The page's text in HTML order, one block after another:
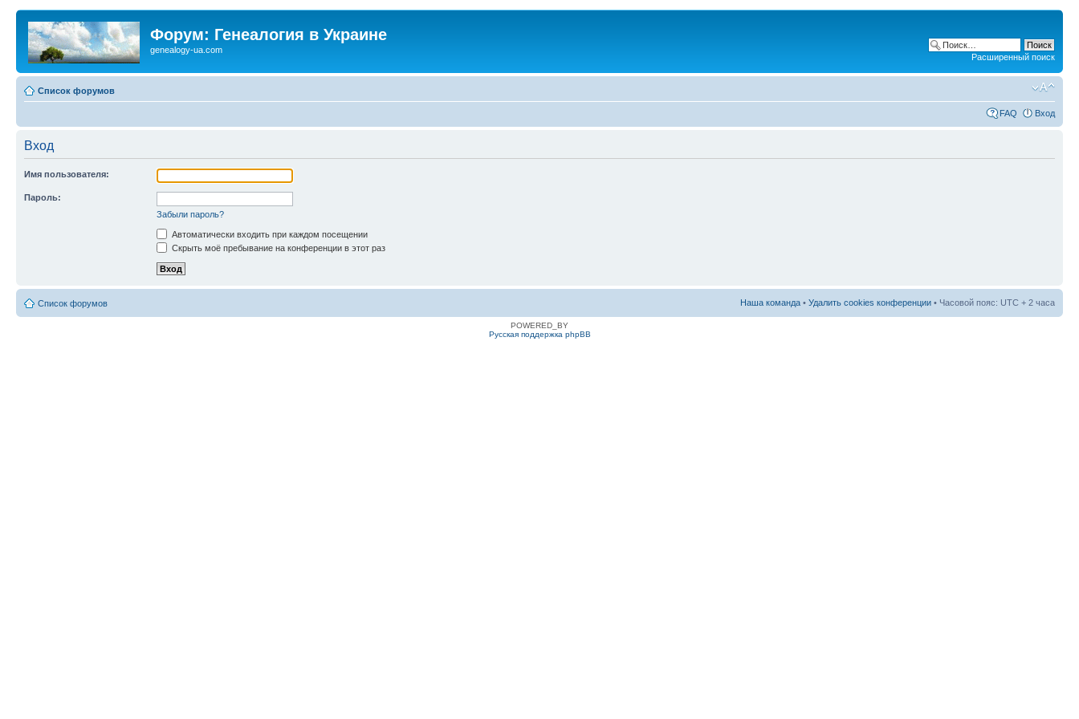
Форум: Генеалогия в Украине
genealogy-ua.com
Расширенный поиск
Список форумов
FAQ Вход
Вход
Имя пользователя:
Пароль:
Забыли пароль?
Автоматически входить при каждом посещении
Скрыть моё пребывание на конференции в этот раз
Список форумов Наша команда • Удалить cookies конференции • Часовой пояс: UTC + 2 часа
POWERED_BY
Русская поддержка phpBB